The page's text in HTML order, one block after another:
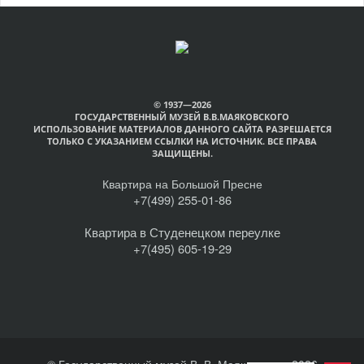
© 1937—2026
ГОСУДАРСТВЕННЫЙ МУЗЕЙ В.В.МАЯКОВСКОГО
ИСПОЛЬЗОВАНИЕ МАТЕРИАЛОВ ДАННОГО САЙТА РАЗРЕШАЕТСЯ
ТОЛЬКО С УКАЗАНИЕМ ССЫЛКИ НА ИСТОЧНИК. ВСЕ ПРАВА
ЗАЩИЩЕНЫ.
Квартира на Большой Пресне
+7(499) 255-01-86
Квартира в Студенецком переулке
+7(495) 605-19-29